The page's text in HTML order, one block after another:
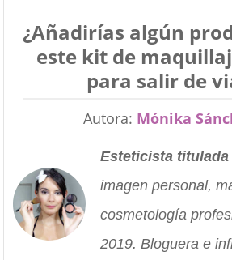
¿Añadirías algún
este kit de
para salir de
Autora: Mónika
Esteticista titulada
imagen personal,
cosmetología
2019. Bloguera e